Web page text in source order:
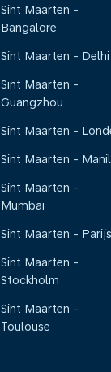
Sint Maarten -
Bangalore
Sint Maarten - Delhi
Sint Maarten -
Guangzhou
Sint Maarten -
Sint Maarten -
Sint Maarten -
Mumbai
Sint Maarten - Parijs
Sint Maarten -
Stockholm
Sint Maarten -
Toulouse